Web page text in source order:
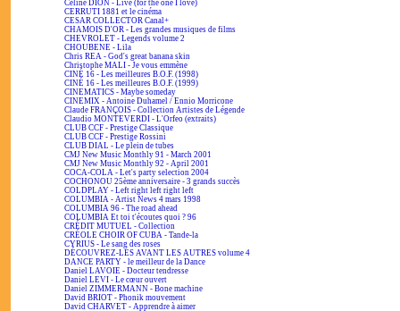
Céline DION - Live (for the one I love)
CERRUTI 1881 et le cinéma
CESAR COLLECTOR Canal+
CHAMOIS D'OR - Les grandes musiques de films
CHEVROLET - Legends volume 2
CHOUBENE - Lila
Chris REA - God's great banana skin
Christophe MALI - Je vous emmène
CINÉ 16 - Les meilleures B.O.F. (1998)
CINÉ 16 - Les meilleures B.O.F. (1999)
CINEMATICS - Maybe someday
CINEMIX - Antoine Duhamel / Ennio Morricone
Claude FRANÇOIS - Collection Artistes de Légende
Claudio MONTEVERDI - L'Orfeo (extraits)
CLUB CCF - Prestige Classique
CLUB CCF - Prestige Rossini
CLUB DIAL - Le plein de tubes
CMJ New Music Monthly 91 - March 2001
CMJ New Music Monthly 92 - April 2001
COCA-COLA - Let's party selection 2004
COCHONOU 25ème anniversaire - 3 grands succès
COLDPLAY - Left right left right left
COLUMBIA - Artist News 4 mars 1998
COLUMBIA 96 - The road ahead
COLUMBIA Et toi t'écoutes quoi ? 96
CRÉDIT MUTUEL - Collection
CRÉOLE CHOIR OF CUBA - Tande-la
CYRIUS - Le sang des roses
DÉCOUVREZ-LES AVANT LES AUTRES volume 4
DANCE PARTY - le meilleur de la Dance
Daniel LAVOIE - Docteur tendresse
Daniel LEVI - Le cœur ouvert
Daniel ZIMMERMANN - Bone machine
David BRIOT - Phonik mouvement
David CHARVET - Apprendre à aimer